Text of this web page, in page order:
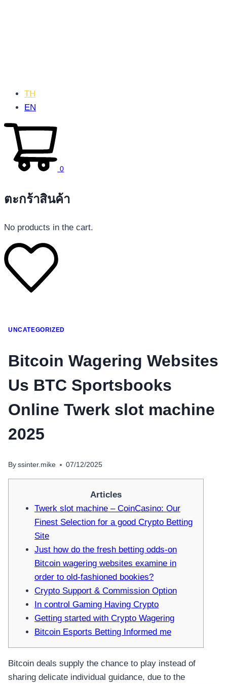
โทรศัพท์มือถือ
อุปกรณ์เสริมโทรศัพท์
สินค้าตามแบรนด์
TH
EN
0
ตะกร้าสินค้า
No products in the cart.
UNCATEGORIZED
Bitcoin Wagering Websites
Us BTC Sportsbooks
Online Twerk slot machine
2025
By ssinter.mike 07/12/2025
Articles
Twerk slot machine – CoinCasino: Our
Finest Selection for a good Crypto Betting
Site
Just how do the fresh betting odds-on
Bitcoin wagering websites examine in
order to old-fashioned bookies?
Crypto Support & Commission Option
In control Gaming Having Crypto
Getting started with Crypto Wagering
Bitcoin Esports Betting Informed me
Bitcoin deals supply the chance to play instead of
sharing delicate individual guidance, due to the